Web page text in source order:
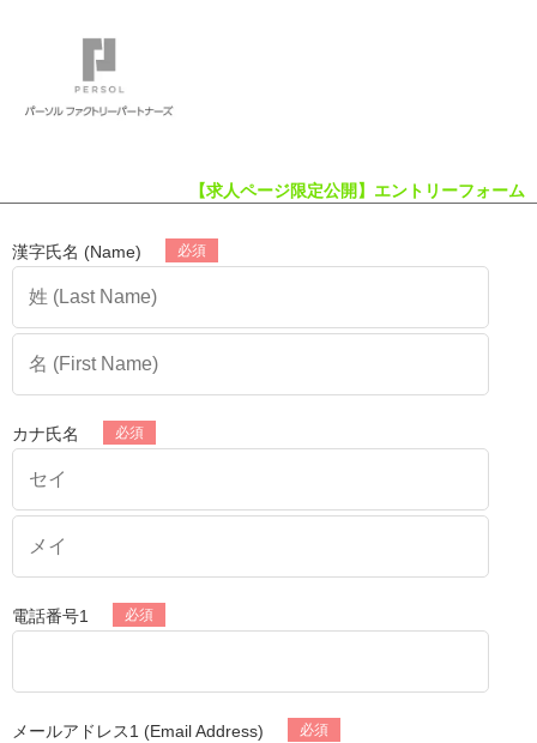
【求人ページ限定公開】エントリーフォーム
漢字氏名 (Name)
カナ氏名
電話番号1
メールアドレス1 (Email Address)